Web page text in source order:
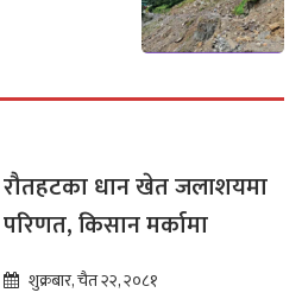
रौतहटका धान खेत जलाशयमा
परिणत, किसान मर्कामा
शुक्रबार, चैत २२, २०८१